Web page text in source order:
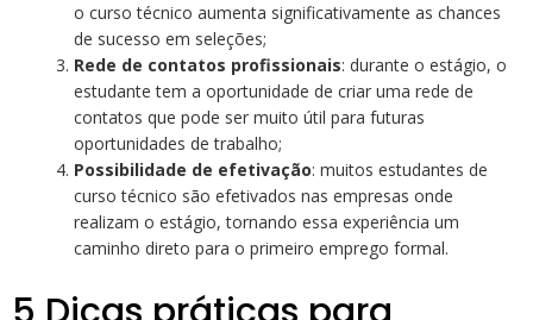
o curso técnico aumenta significativamente as chances
de sucesso em seleções;
Rede de contatos profissionais: durante o estágio, o
estudante tem a oportunidade de criar uma rede de
contatos que pode ser muito útil para futuras
oportunidades de trabalho;
Possibilidade de efetivação: muitos estudantes de
curso técnico são efetivados nas empresas onde
realizam o estágio, tornando essa experiência um
caminho direto para o primeiro emprego formal.